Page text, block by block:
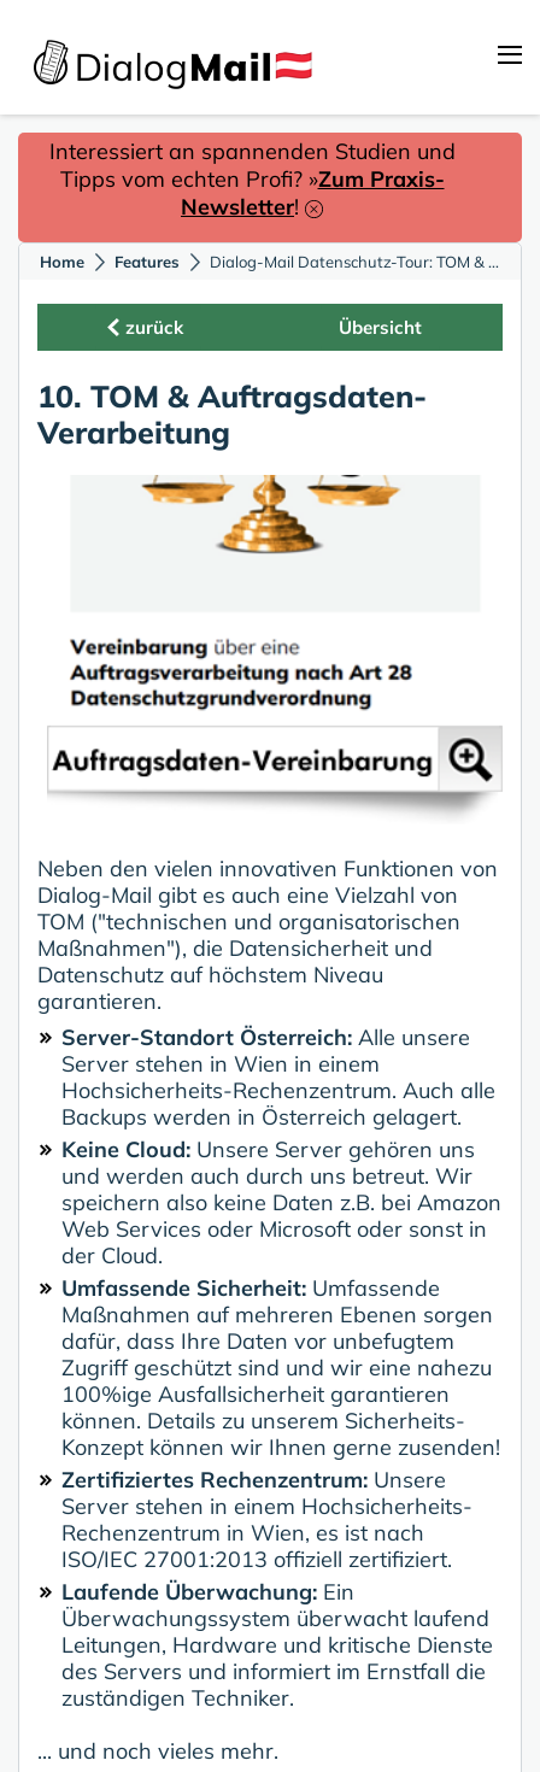
Interessiert an spannenden Studien und
Tipps vom echten Profi? »Zum Praxis-
Newsletter!
Home Features Dialog-Mail Datenschutz-Tour: TOM & Auftragsdaten-Verarbeitung
zurück Übersicht
10. TOM & Auftragsdaten-
Verarbeitung
Neben den vielen innovativen Funktionen von
Dialog-Mail gibt es auch eine Vielzahl von
TOM ("technischen und organisatorischen
Maßnahmen"), die Datensicherheit und
Datenschutz auf höchstem Niveau
garantieren.
Server-Standort Österreich: Alle unsere
Server stehen in Wien in einem
Hochsicherheits-Rechenzentrum. Auch alle
Backups werden in Österreich gelagert.
Keine Cloud: Unsere Server gehören uns
und werden auch durch uns betreut. Wir
speichern also keine Daten z.B. bei Amazon
Web Services oder Microsoft oder sonst in
der Cloud.
Umfassende Sicherheit: Umfassende
Maßnahmen auf mehreren Ebenen sorgen
dafür, dass Ihre Daten vor unbefugtem
Zugriff geschützt sind und wir eine nahezu
100%ige Ausfallsicherheit garantieren
können. Details zu unserem Sicherheits-
Konzept können wir Ihnen gerne zusenden!
Zertifiziertes Rechenzentrum: Unsere
Server stehen in einem Hochsicherheits-
Rechenzentrum in Wien, es ist nach
ISO/IEC 27001:2013 offiziell zertifiziert.
Laufende Überwachung: Ein
Überwachungssystem überwacht laufend
Leitungen, Hardware und kritische Dienste
des Servers und informiert im Ernstfall die
zuständigen Techniker.
... und noch vieles mehr.